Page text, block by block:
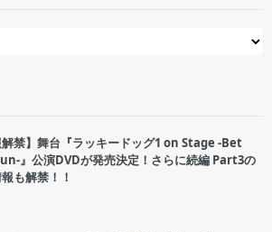
解禁】舞台『ラッキードッグ1 on Stage -Bet
』公演DVDが発売決定！さらに続編 Part3の
も解禁！！